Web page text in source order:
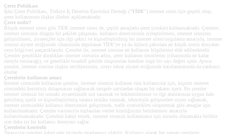
Çerez Politikası
İşbu Çerez Politikası, Türkiye İç Denetim Enstitüsü Derneği (" TİDE ") internet sitesi için geçerli olup,
çerez kullanımına ilişkin ilkeleri açıklamaktadır.
Çerez nedir?
Birçok internet sitesi gibi TİDE internet sitesi de, çeşitli amaçlarla çerez (cookie) kullanmaktadır. Çerezler;
internet sitesinin düzgün bir şekilde çalışması, kullanıcı deneyiminin iyileştirilmesi, internet sitesinin
geliştirilmesi, ziyaretçiler için ilgi çekici ve kişiselleştirilmiş bir internet sitesi/uygulama amacıyla, internet
sitesini ziyaret ettiğinizde cihazınızda depolanan TİDE’ye ya da üçüncü şahıslara ait küçük metin dosyaları
veya bilgi/veri parçacıklarıdır. Çerezler ile, internet sitesine ait kullanım bilgileriniz elde edilmektedir.
Çerezler genellikle alındıkları internet sitesinin adını, çerez kullanım ömürlerini (cihazınızda ne kadar
süreyle tutulacağı), ve genellikle tesadüfî şekilde oluşturulan kendine özgü bir sayı değeri içerir. Ayrıca
çerezler, internet sitesine ilişkin tercihlerinizin, siteyi tekrar ziyaret ettiğinizde hatırlanmasında da yardımcı
olurlar.
Çerezlerin kullanım amacı
Internet sitemizde kullanılan çerezler, internet sitemizi kullanan tüm kullanıcılar için, kişinin internet
sitesindeki kesintisiz dolaşmasını sağlayacak rastgele sayılardan oluşan bir rakamı içerir. Bu çerezler
internet sitemizi bir sonraki ziyaretinizde sizi tanımak ve beklentilerinize ve ilgi alanlarınıza uygun hale
getirilmiş içerik ve kişiselleştirilmiş tarama imkânı sunmak, teknolojik gelişmelere uyum sağlamak,
internet sitemizdeki kullanıcı deneyimini geliştirmek, trafik istatistikleri oluşturmak gibi amaçlar için
kullanılmaktadır. Çerezler vasıtasıyla toplanılan veriler kimliğinizin belirlenmesi amacıyla
kullanılmamaktadır. Çerezleri kabul etmek, internet sitemizi kullanmanız için zorunlu olmamakla birlikte
size daha iyi bir kullanıcı deneyimi sağlar.
Çerezlerin kontrolü
Tarayıcılar çerezleri kabul eder biçimde tasarlanmış olabilir. Kullanıcı olarak her zaman çerezlerin